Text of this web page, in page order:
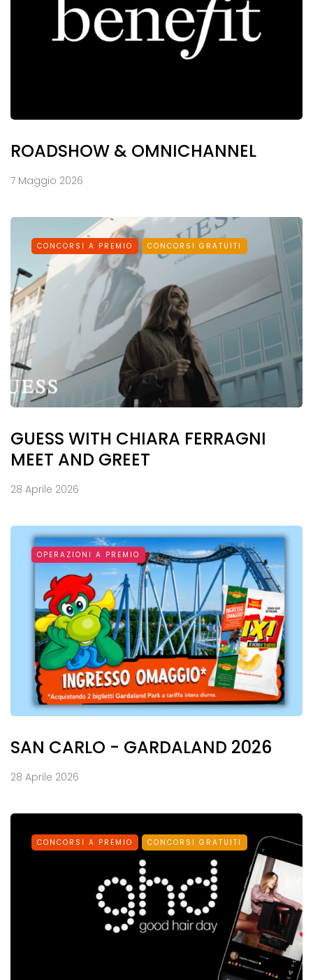
ROADSHOW & OMNICHANNEL
7 Maggio 2026
CONCORSI A PREMIO CONCORSI GRATUITI
GUESS WITH CHIARA FERRAGNI
MEET AND GREET
28 Aprile 2026
OPERAZIONI A PREMIO
SAN CARLO - GARDALAND 2026
28 Aprile 2026
CONCORSI A PREMIO CONCORSI GRATUITI